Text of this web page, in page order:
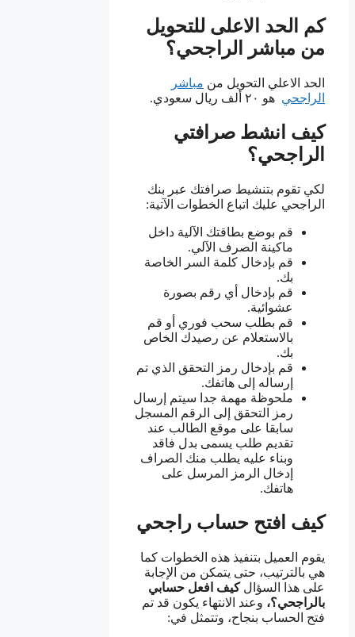
كم الحد الاعلى للتحويل
من مباشر الراجحي؟
الحد الاعلي التحويل من مباشر
الراجحي هو ٢٠ ألف ريال سعودي.
كيف انشط صرافتي
الراجحي؟
لكي تقوم بتنشيط صرافتك عبر بنك
الراجحي عليك اتباع الخطوات الآتية:
قم بوضع بطاقتك الآلية داخل
ماكينة الصرف الآلي.
قم بإدخال كلمة السر الخاصة
بك.
قم بإدخال أي رقم بصورة
عشوائية.
قم بطلب سحب فوري أو قم
بالاستعلام عن رصيدك الخاص
بك.
قم بإدخال رمز التحقق الذي تم
إرساله إلى هاتفك.
ملحوظة مهمة جدا سيتم إرسال
رمز التحقق إلى الرقم المسجل
سابقا على موقع الطالب عند
تقديم طلب يسمى بدل فاقد
وبناء عليه يطلب منك الصراف
إدخال الرمز المرسل على
هاتفك.
كيف افتح حساب راجحي
يقوم العميل بتنفيذ هذه الخطوات كما
هي بالترتيب، حتى يتمكن من الإجابة
على هذا السؤالكيف افعل حسابي
بالراجحي؟، وعند الانتهاء يكون قد تم
فتح الحساب بنجاح، وتتمثل في: